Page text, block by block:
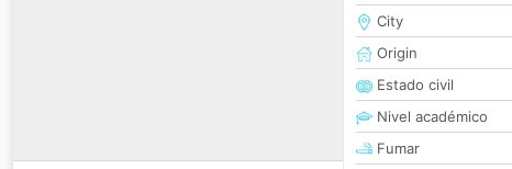
City
Origin
Estado civil
Nivel académico
Fumar